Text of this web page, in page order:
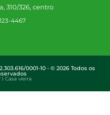
310/326, centro
4467
0001-10 - © 2026 Todos os
Casa vieira